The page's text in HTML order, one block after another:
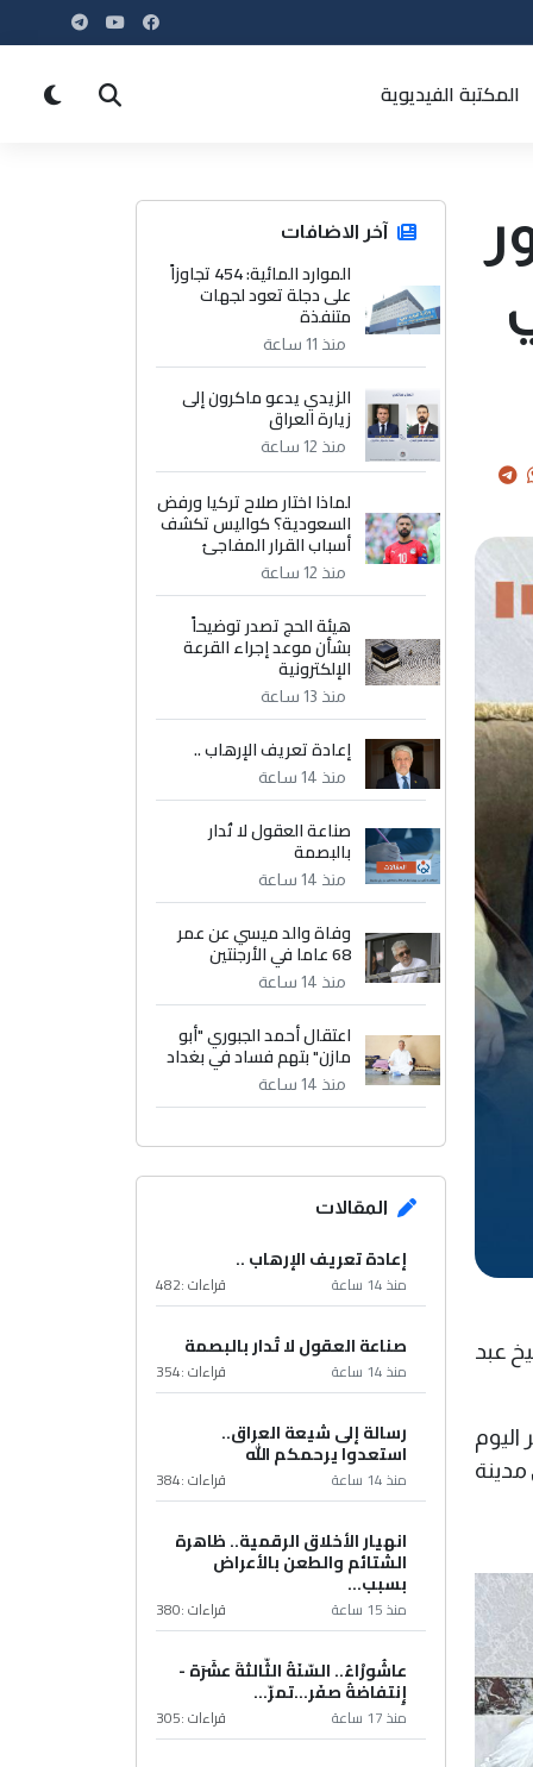
المكتبة الفيديوية
عبد
مدينة
آخر الاضافات
الموارد المائية: 454 تجاوزاً
على دجلة تعود لجهات
متنفذة
منذ 11 ساعة
الزيدي يدعو ماكرون إلى
زيارة العراق
منذ 12 ساعة
لماذا اختار صلاح تركيا ورفض
السعودية؟ كواليس تكشف
أسباب القرار المفاجئ
منذ 12 ساعة
هيئة الحج تصدر توضيحاً
بشأن موعد إجراء القرعة
الإلكترونية
منذ 13 ساعة
إعادة تعريف الإرهاب ..
منذ 14 ساعة
صناعة العقول لا تُدار
بالبصمة
منذ 14 ساعة
وفاة والد ميسي عن عمر
68 عاما في الأرجنتين
منذ 14 ساعة
اعتقال أحمد الجبوري "أبو
مازن" بتهم فساد في بغداد
منذ 14 ساعة
المقالات
إعادة تعريف الإرهاب ..
منذ 14 ساعة قراءات :482
صناعة العقول لا تُدار بالبصمة
منذ 14 ساعة قراءات :354
رسالة إلى شيعة العراق..
استعدوا يرحمكم الله
منذ 14 ساعة قراءات :384
انهيار الأخلاق الرقمية.. ظاهرة
الشتائم والطعن بالأعراض
بسبب...
منذ 15 ساعة قراءات :380
عاشُورْاءُ.. السّنَةُ الثّالثةَ عشَرَة -
إِنتفاضةُ صفَر…تمرّ...
منذ 17 ساعة قراءات :305